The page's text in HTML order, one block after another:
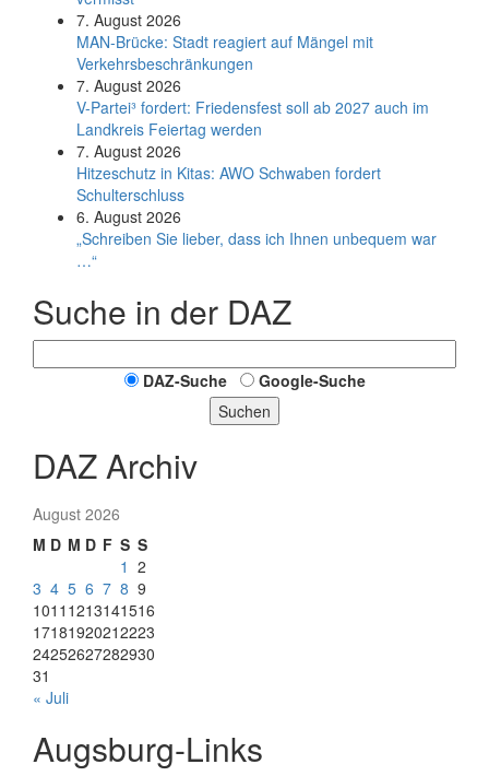
7. August 2026
MAN-Brücke: Stadt reagiert auf Mängel mit
Verkehrsbeschränkungen
7. August 2026
V-Partei­³ fordert: Friedens­fest soll ab 2027 auch im
Land­kreis Feier­tag werden
7. August 2026
Hitzeschutz in Kitas: AWO Schwaben fordert
Schulterschluss
6. August 2026
„Schreiben Sie lieber, dass ich Ihnen unbequem war
…“
Suche in der DAZ
DAZ-Suche
Google-Suche
Suchen
DAZ Archiv
August 2026
M D M D F S S
1 2
3 4 5 6 7 8 9
1011 1213141516
17181920212223
24252627282930
31
« Juli
Augsburg-Links